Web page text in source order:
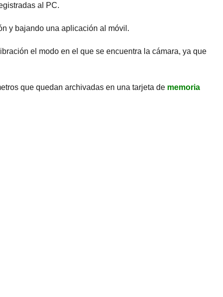
al PC.
y bajando una aplicación al móvil.
el modo en el que se encuentra la cámara, ya que
que quedan archivadas en una tarjeta de memoria